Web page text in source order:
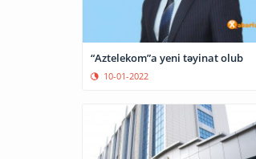
“Aztelekom”a yeni təyinat olub
10-01-2022